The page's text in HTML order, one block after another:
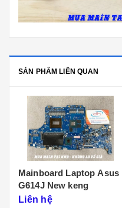
SẢN PHẨM LIÊN QUAN
Mainboard Laptop Asus
G614J New keng
Liên hệ